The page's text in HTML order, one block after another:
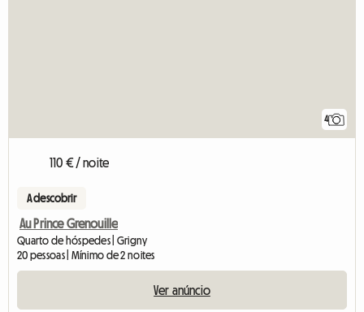
4
110 € / noite
A descobrir
Au Prince Grenouille
Quarto de hóspedes | Grigny
20 pessoas | Mínimo de 2 noites
Ver anúncio